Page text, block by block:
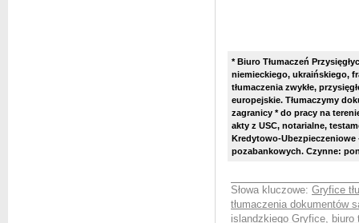
* Biuro Tłumaczeń
niemieckiego, ukraińskiego,
tłumaczenia zwykłe,
europejskie. Tłumaczymy
zagranicy * do pracy na
akty z USC, notarialne,
Kredytowo-
pozabankowych. Czynne:
Słowa kluczowe: Gryfice
tłumaczenia dokumentów
islandzkiego Gryfice, biuro